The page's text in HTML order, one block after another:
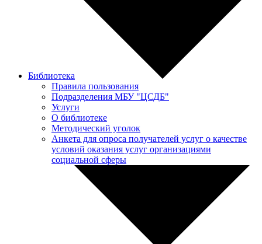
Библиотека
Правила пользования
Подразделения МБУ "ЦСДБ"
Услуги
О библиотеке
Методический уголок
Анкета для опроса получателей услуг о качестве
условий оказания услуг организациями
социальной сферы